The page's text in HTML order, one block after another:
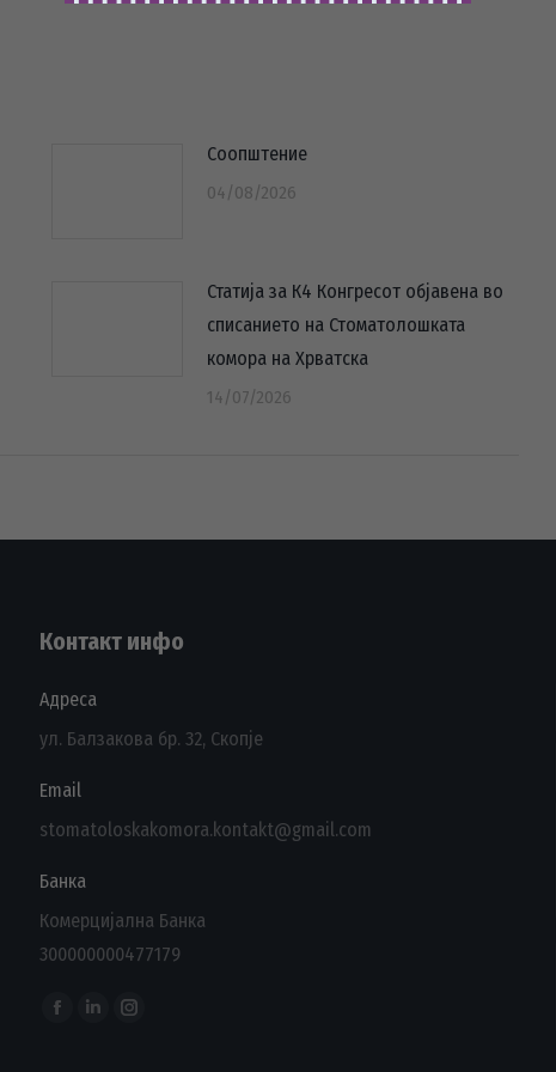
on
on
Соопштение
04/08/2026
Статија за К4 Конгресот објавена во
списанието на Стоматолошката
комора на Хрватска
14/07/2026
Контакт инфо
Адреса
ул. Балзакова бр. 32, Скопје
Email
stomatoloskakomora.kontakt@gmail.com
Банка
Комерцијална Банка
300000000477179
Find us on:
Facebook
LinkedinInstagram